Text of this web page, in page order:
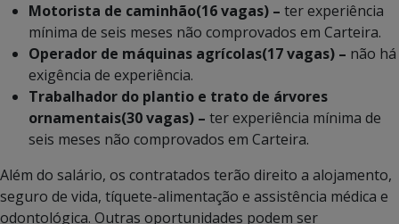
Motorista de caminhão(16 vagas) – ter experiência
mínima de seis meses não comprovados em Carteira.
Operador de máquinas agrícolas(17 vagas) – não há
exigência de experiência.
Trabalhador do plantio e trato de árvores
ornamentais(30 vagas) – ter experiência mínima de
seis meses não comprovados em Carteira.
Além do salário, os contratados terão direito a alojamento,
seguro de vida, tíquete-alimentação e assistência médica e
odontológica. Outras oportunidades podem ser